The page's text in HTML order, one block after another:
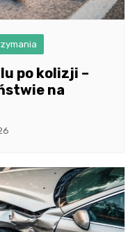
po kolizji –
na